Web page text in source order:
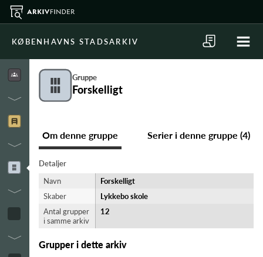
KØBENHAVNS STADSARKIV
Gruppe
Forskelligt
Om denne gruppe Serier i denne gruppe (4)
Detaljer
Navn
Forskelligt
Skaber
Lykkebo skole
Antal grupper
i samme arkiv
12
Grupper i dette arkiv